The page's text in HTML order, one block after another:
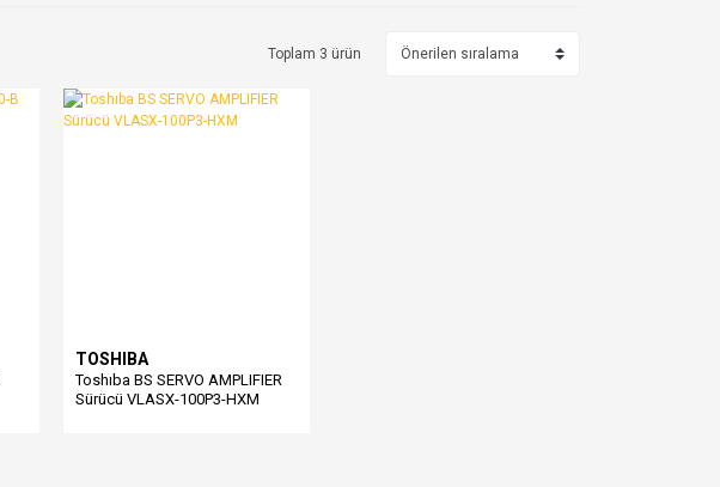
Toplam 3 ürün
TOSHIBA
Toshıba BS SERVO AMPLIFIER
Sürücü VLASX-100P3-HXM